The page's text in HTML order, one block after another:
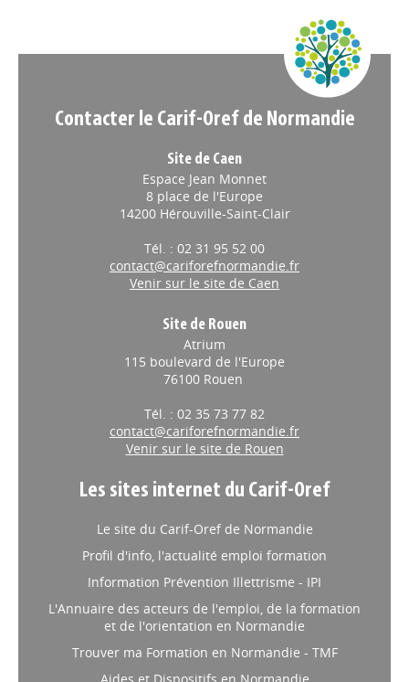
Contacter le Carif-Oref de Normandie
Site de Caen
Espace Jean Monnet
8 place de l'Europe
14200 Hérouville-Saint-Clair
Tél. : 02 31 95 52 00
contact@cariforefnormandie.fr
Venir sur le site de Caen
Site de Rouen
Atrium
115 boulevard de l'Europe
76100 Rouen
Tél. : 02 35 73 77 82
contact@cariforefnormandie.fr
Venir sur le site de Rouen
Les sites internet du Carif-Oref
Le site du Carif-Oref de Normandie
Profil d'info, l'actualité emploi formation
Information Prévention Illettrisme - IPI
L'Annuaire des acteurs de l'emploi, de la formation
et de l'orientation en Normandie
Trouver ma Formation en Normandie - TMF